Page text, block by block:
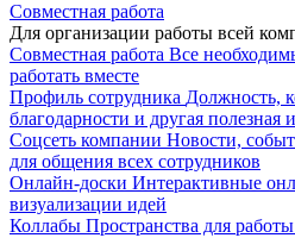
Совместная работа
Для организации работы всей
Совместная работа Все
работать вместе
Профиль сотрудника Должность,
благодарности и другая полезная
Соцсеть компании Новости,
для общения всех сотрудников
Онлайн-доски Интерактивные
визуализации идей
Коллабы Пространства для